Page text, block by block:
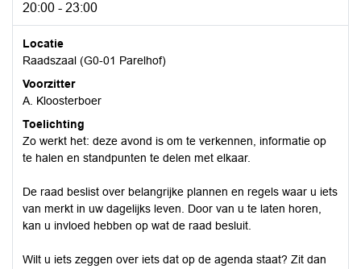
20:00 - 23:00
Locatie
Raadszaal (G0-01 Parelhof)
Voorzitter
A. Kloosterboer
Toelichting
Zo werkt het: deze avond is om te verkennen, informatie op
te halen en standpunten te delen met elkaar.
De raad beslist over belangrijke plannen en regels waar u iets
van merkt in uw dagelijks leven. Door van u te laten horen,
kan u invloed hebben op wat de raad besluit.
Wilt u iets zeggen over iets dat op de agenda staat? Zit dan